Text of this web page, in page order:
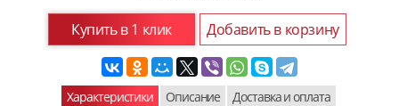
Купить в 1 клик Добавить в корзину
Характеристики Описание
Доставка и оплата